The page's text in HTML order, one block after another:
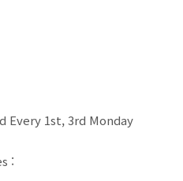
Every 1st, 3rd Monday
: